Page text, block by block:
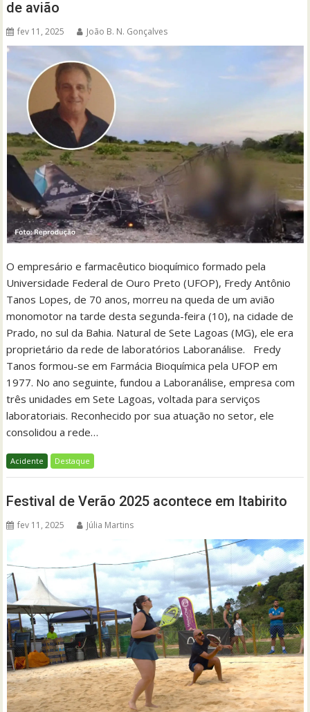
de avião
fev 11, 2025 João B. N. Gonçalves
O empresário e farmacêutico bioquímico formado pela
Universidade Federal de Ouro Preto (UFOP), Fredy Antônio
Tanos Lopes, de 70 anos, morreu na queda de um avião
monomotor na tarde desta segunda-feira (10), na cidade de
Prado, no sul da Bahia. Natural de Sete Lagoas (MG), ele era
proprietário da rede de laboratórios Laboranálise. Fredy
Tanos formou-se em Farmácia Bioquímica pela UFOP em
1977. No ano seguinte, fundou a Laboranálise, empresa com
três unidades em Sete Lagoas, voltada para serviços
laboratoriais. Reconhecido por sua atuação no setor, ele
consolidou a rede…
Acidente Destaque
Festival de Verão 2025 acontece em Itabirito
fev 11, 2025 Júlia Martins